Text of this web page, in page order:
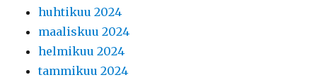
huhtikuu 2024
maaliskuu 2024
helmikuu 2024
tammikuu 2024